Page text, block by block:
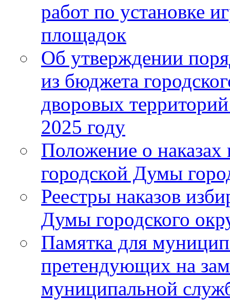
работ по установке
площадок
Об утверждении
из бюджета
дворовых
2025 году
Положение о наказах
городской Думы
Реестры наказов
Думы городского
Памятка для
претендующих на
муниципальной